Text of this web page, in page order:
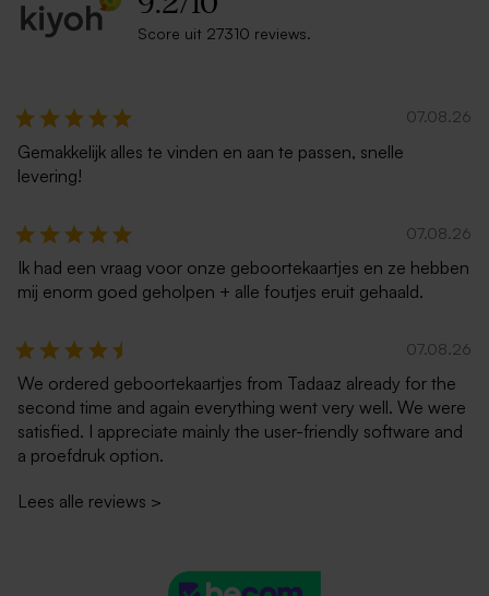
Zwarte enveloppe met
Goudkleurige envelop
Score uit 27310 reviews.
07.08.26
Gemakkelijk alles te vinden en aan te passen, snelle
levering!
07.08.26
Ik had een vraag voor onze geboortekaartjes en ze hebben
mij enorm goed geholpen + alle foutjes eruit gehaald.
07.08.26
We ordered geboortekaartjes from Tadaaz already for the
second time and again everything went very well. We were
satisfied. I appreciate mainly the user-friendly software and
a proefdruk option.
Lees alle reviews >